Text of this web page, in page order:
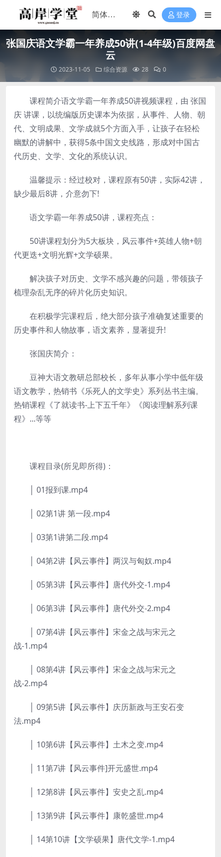
登录
张国庆语文学霸一年养成50讲(1-4年级)百度网盘
云
2023-11-05 综合资源 28 0
课程简介语文学霸一年养成50讲视频课程，由 张国
庆 讲课，以统编版历史课本为依据，从事件、人物、朝
代、文明成果、文学成就5个方面入手，让孩子在轻松
幽默的讲解中，获得5条中国文史线路，形成对中国古
代历史、文学、文化的系统认识。
温馨提示：经过校对，课程原有50讲，实际42讲，
缺少最后8讲，介意勿下!
语文学霸一年养成50讲，课程亮点：
50讲课程划分为5大板块，风云事件+英雄人物+朝
代更迭+文明光辉+文学硕果。
解决孩子对历史、文学不感兴趣的问题，带领孩子
梳理杂乱无序的碎片化历史知识。
在积极学完课程后，绝大部分孩子准确复述重要的
历史事件和人物故事，语文素养，显著提升!
张国庆简介：
豆神大语文教研总部校长，多年从事小学中低年级
语文教学，热销书《乐死人的文学史》系列丛书主编。
热销课程《了就读书-上下五千年》《阅读理解系列课
程》...等等
课程目录(所见即所得)：
│ 01报到课.mp4
│ 02第1讲 第一段.mp4
│ 03第1讲第二段.mp4
│ 04第2讲【风云事件】两汉与匈奴.mp4
│ 05第3讲【风云事件】唐代外交-1.mp4
│ 06第3讲【风云事件】唐代外交-2.mp4
│ 07第4讲【风云事件】宋金之战与宋元之
战-1.mp4
│ 08第4讲【风云事件】宋金之战与宋元之
战-2.mp4
│ 09第5讲【风云事件】庆历新政与王安石变
法.mp4
│ 10第6讲【风云事件】土木之变.mp4
│ 11第7讲【风云事件]开元盛世.mp4
│ 12第8讲【风云事件】安史之乱.mp4
│ 13第9讲【风云事件】康乾盛世.mp4
│ 14第10讲【文学硕果】唐代文学-1.mp4